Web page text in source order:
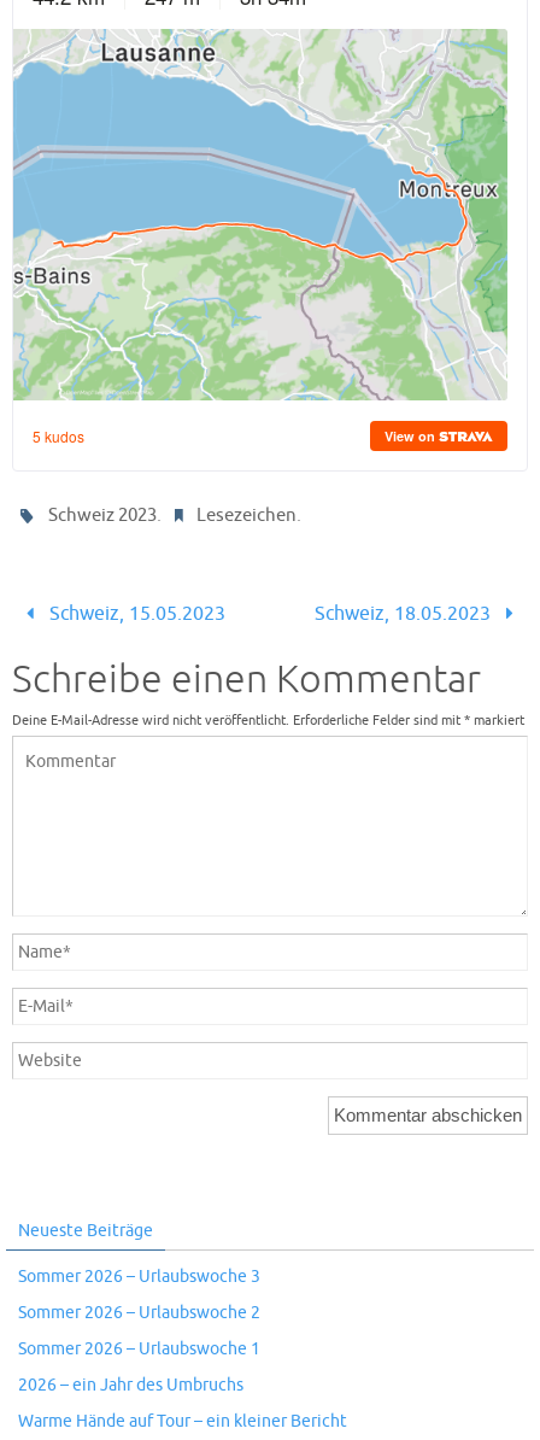
Schweiz 2023. Lesezeichen.
Schweiz, 15.05.2023 Schweiz, 18.05.2023
Schreibe einen Kommentar
Deine E-Mail-Adresse wird nicht veröffentlicht. Erforderliche Felder sind mit * markiert
Neueste Beiträge
Sommer 2026 – Urlaubswoche 3
Sommer 2026 – Urlaubswoche 2
Sommer 2026 – Urlaubswoche 1
2026 – ein Jahr des Umbruchs
Warme Hände auf Tour – ein kleiner Bericht